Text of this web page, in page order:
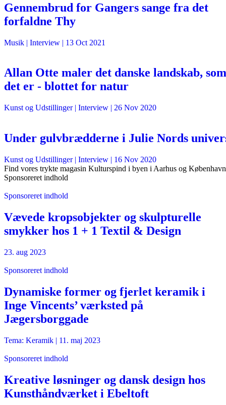
Gennembrud for Gangers sange fra det
forfaldne Thy
Musik | Interview | 13 Oct 2021
Allan Otte maler det danske landskab, som
det er - blottet for natur
Kunst og Udstillinger| Interview | 26 Nov 2020
Under gulvbrædderne i Julie Nords
Kunst og Udstillinger| Interview | 16 Nov 2020
Find vores trykte magasin Kulturspind i byen i Aarhus og København
Sponsoreret indhold
Sponsoreret indhold
Vævede kropsobjekter og skulpturelle
smykker hos 1 + 1 Textil & Design
23. aug 2023
Sponsoreret indhold
Dynamiske former og fjerlet keramik i
Inge Vincents’ værksted på
Jægersborggade
Tema: Keramik | 11. maj 2023
Sponsoreret indhold
Kreative løsninger og dansk design hos
Kunsthåndværket i Ebeltoft